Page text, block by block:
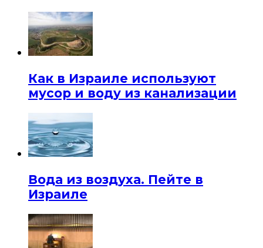
Как в Израиле используют
мусор и воду из канализации
Вода из воздуха. Пейте в
Израиле